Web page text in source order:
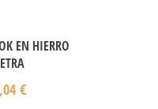
EN HIERRO
€